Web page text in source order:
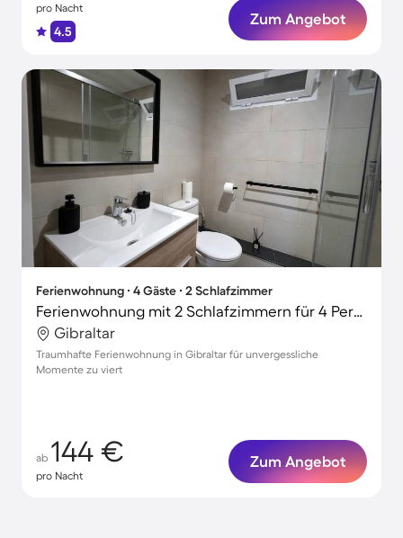
pro Nacht
4.5
Zum Angebot
Ferienwohnung ∙ 4 Gäste ∙ 2 Schlafzimmer
Ferienwohnung mit 2 Schlafzimmern für 4 Personen
Gibraltar
Traumhafte Ferienwohnung in Gibraltar für unvergessliche
Momente zu viert
ab 144 €
pro Nacht
Zum Angebot